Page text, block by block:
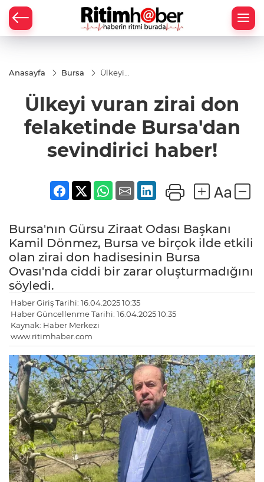
Anasayfa Bursa
Ülkeyi
felaketinde
Bursa'dan
sevindirici
haber!
Ülkeyi vuran zirai don
felaketinde Bursa'dan
sevindirici haber!
Bursa'nın Gürsu Ziraat Odası Başkanı
Kamil Dönmez, Bursa ve birçok ilde etkili
olan zirai don hadisesinin Bursa
Ovası'nda ciddi bir zarar oluşturmadığını
söyledi.
Haber Giriş Tarihi: 16.04.2025 10:35
Haber Güncellenme Tarihi: 16.04.2025 10:35
Kaynak: Haber Merkezi
www.ritimhaber.com